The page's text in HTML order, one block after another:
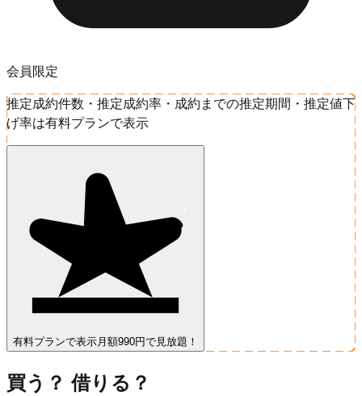
会員限定
推定成約件数・推定成約率・成約までの推定期間・推定値下
げ率は有料プランで表示
有料プランで表示 月額990円で見放題！
買う？ 借りる？